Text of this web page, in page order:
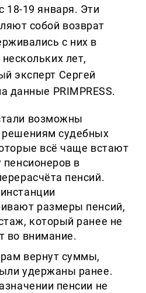
18-19 января. Эти
собой возврат
с них в
лет,
эксперт Сергей
данные PRIMPRESS.
возможны
решениям судебных
всё чаще встают
пенсионеров в
пенсий.
размеры пенсий,
который ранее не
во внимание.
вернут суммы,
удержаны ранее.
пенсии не